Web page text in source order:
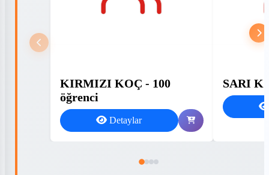
KIRMIZI KOÇ - 100
öğrenci
Detaylar
SARI